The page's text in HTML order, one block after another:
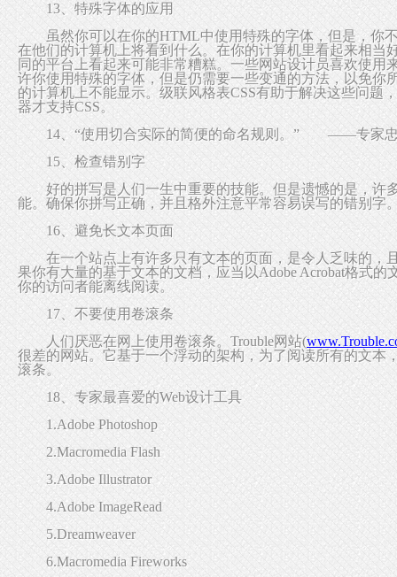
13、特殊字体的应用
虽然你可以在你的HTML中使用特殊的字体，但是，你
在他们的计算机上将看到什么。在你的计算机里看起来相当
同的平台上看起来可能非常糟糕。一些网站设计员喜欢使用
许你使用特殊的字体，但是仍需要一些变通的方法，以免你
的计算机上不能显示。级联风格表CSS有助于解决这些问题
器才支持CSS。
14、“使用切合实际的简便的命名规则。” ——专家
15、检查错别字
好的拼写是人们一生中重要的技能。但是遗憾的是，许
能。确保你拼写正确，并且格外注意平常容易误写的错别字
16、避免长文本页面
在一个站点上有许多只有文本的页面，是令人乏味的，
果你有大量的基于文本的文档，应当以Adobe Acrobat格式的
你的访问者能离线阅读。
17、不要使用卷滚条
人们厌恶在网上使用卷滚条。Trouble网站(
很差的网站。它基于一个浮动的架构，为了阅读所有的文本
滚条。
18、专家最喜爱的Web设计工具
1.Adobe Photoshop
2.Macromedia Flash
3.Adobe Illustrator
4.Adobe ImageRead
5.Dreamweaver
6.Macromedia Fireworks